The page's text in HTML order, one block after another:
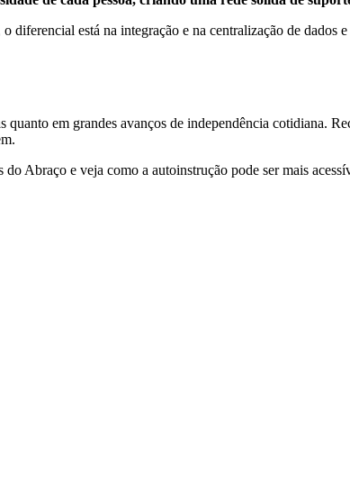
diferencial está na integração e na centralização de dados
em grandes avanços de independência cotidiana.
Abraço e veja como a autoinstrução pode ser mais